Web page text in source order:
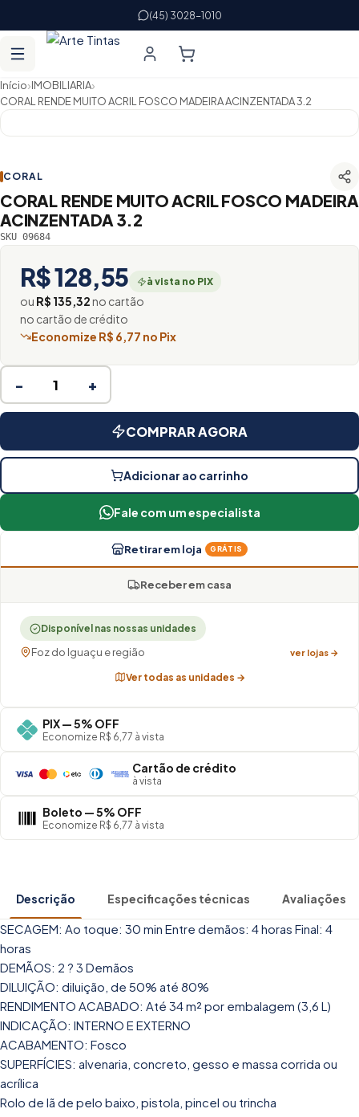
(45) 3028-1010
Início›IMOBILIARIA›
CORAL RENDE MUITO ACRIL FOSCO MADEIRA ACINZENTADA 3.2
CORAL
CORAL RENDE MUITO ACRIL FOSCO MADEIRA
ACINZENTADA 3.2
SKU 09684
R$ 128,55 à vista no PIX
ou R$ 135,32no cartão
no cartão de crédito
Economize R$ 6,77 no Pix
− +
COMPRAR AGORA
Adicionar ao carrinho
Fale com um especialista
Retirar em loja GRÁTIS
Receber em casa
Disponível nas nossas unidades
Foz do Iguaçu e região ver lojas →
Ver todas as unidades →
PIX — 5% OFF
Economize R$ 6,77 à vista
Cartão de crédito
à vista
Boleto — 5% OFF
Economize R$ 6,77 à vista
Descrição Especificações técnicas Avaliações
SECAGEM: Ao toque: 30 min Entre demãos: 4 horas Final: 4
horas
DEMÃOS: 2 ? 3 Demãos
DILUIÇÃO: diluição, de 50% até 80%
RENDIMENTO ACABADO: Até 34 m² por embalagem (3,6 L)
INDICAÇÃO: INTERNO E EXTERNO
ACABAMENTO: Fosco
SUPERFÍCIES: alvenaria, concreto, gesso e massa corrida ou
acrílica
Rolo de lã de pelo baixo, pistola, pincel ou trincha